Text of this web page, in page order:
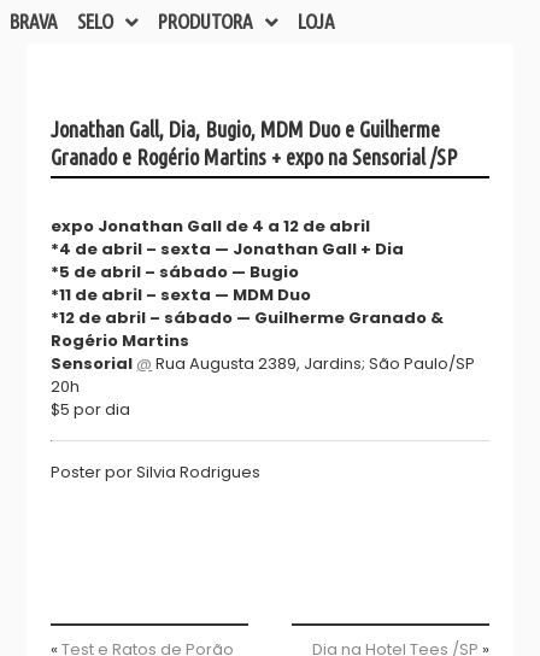
BRAVA SELO PRODUTORA LOJA
Jonathan Gall, Dia, Bugio, MDM Duo e Guilherme
Granado e Rogério Martins + expo na Sensorial /SP
expo Jonathan Gall de 4 a 12 de abril
*4 de abril – sexta — Jonathan Gall + Dia
*5 de abril – sábado — Bugio
*11 de abril – sexta — MDM Duo
*12 de abril – sábado — Guilherme Granado &
Rogério Martins
Sensorial @ Rua Augusta 2389, Jardins; São Paulo/SP
20h
$5 por dia
Poster por Silvia Rodrigues
«Test e Ratos de Porão
Dia na Hotel Tees /SP »